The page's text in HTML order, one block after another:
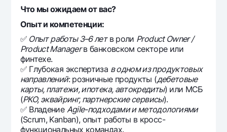
Что мы ожидаем от вас?
Опыт и компетенции:
✅Опыт работы 3–6 летв роли Product Owner /
Product Managerв банковском секторе или
финтехе.
✅ Глубокая экспертиза в одном из продуктовых
направлений: розничные продукты (дебетовые
карты, платежи, ипотека, автокредиты) или МСБ
(РКО, эквайринг, партнерские сервисы).
✅ Владение Agile-подходами и методологиями
(Scrum, Kanban), опыт работы в кросс-
функциональных командах.